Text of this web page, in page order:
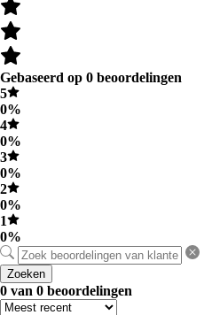
Gebaseerd op 0 beoordelingen
5
0%
4
0%
3
0%
2
0%
1
0%
Zoeken
0 van 0 beoordelingen